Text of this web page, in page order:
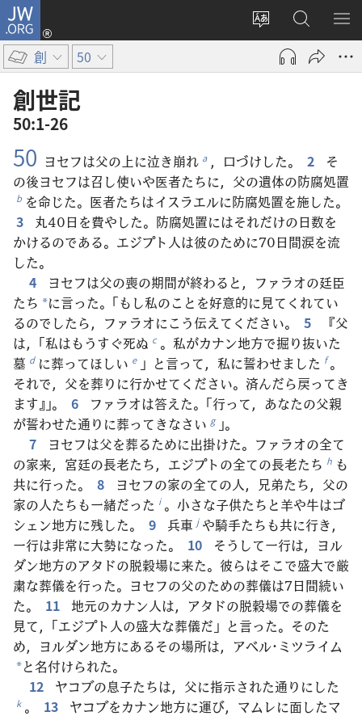
JW.ORG
サ
ト
変
え
る
ロ
グ
ン
タ
ブ
で
開
く）
JW.ORG
の
検
メ
を
創 50
創世記
50:1-26
50 ヨセフは父の上に泣き崩れ a ，口づけした。 2
そ
の後ヨセフは召し使いや医者たちに，父の遺体の防腐処置
b を命じた。医者たちはイスラエルに防腐処置を施した。
3
丸40日を費やした。防腐処置にはそれだけの日数を
かけるのである。エジプト人は彼のために70日間涙を流
した。
4
ヨセフは父の喪の期間が終わると，ファラオの廷臣
たち *に言った。「もし私のことを好意的に見てくれてい
るのでしたら，ファラオにこう伝えてください。
5
『父
は，「私はもうすぐ死ぬ c 。私がカナン地方で掘り抜いた
墓 d に葬ってほしい e 」と言って，私に誓わせました f 。
それで，父を葬りに行かせてください。済んだら戻ってき
ます』」。
6
ファラオは答えた。「行って，あなたの父親
が誓わせた通りに葬ってきなさい g 」。
7
ヨセフは父を葬るために出掛けた。ファラオの全て
の家来，宮廷の長老たち，エジプトの全ての長老たち h も
共に行った。
8
ヨセフの家の全ての人，兄弟たち，父の
家の人たちも一緒だった i 。小さな子供たちと羊や牛はゴ
シェン地方に残した。
9 兵車 j や騎手たちも共に行き，
一行は非常に大勢になった。
10
そうして一行は，ヨル
ダン地方のアタドの脱穀場に来た。彼らはそこで盛大で厳
粛な葬儀を行った。ヨセフの父のための葬儀は7日間続い
た。
11
地元のカナン人は，アタドの脱穀場での葬儀を
見て，「エジプト人の盛大な葬儀だ」と言った。そのた
め，ヨルダン地方にあるその場所は，アベル･ミツライム
*と名付けられた。
12
ヤコブの息子たちは，父に指示された通りにした
k 。 13
ヤコブをカナン地方に運び，マムレに面したマ